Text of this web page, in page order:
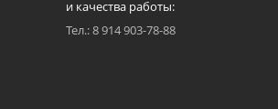
и качества работы:
Тел.: 8 914 903-78-88